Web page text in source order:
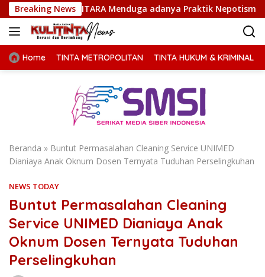
Langsung
ke
konten
Breaking News
Menduga adanya Praktik Nepotisme Duta
Home TINTA METROPOLITAN TINTA HUKUM & KRIMINAL
Beranda » Buntut Permasalahan Cleaning Service UNIMED
Dianiaya Anak Oknum Dosen Ternyata Tuduhan Perselingkuhan
NEWS TODAY
Buntut Permasalahan Cleaning
Service UNIMED Dianiaya Anak
Oknum Dosen Ternyata Tuduhan
Perselingkuhan